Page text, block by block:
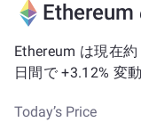
Ethereum
Ethereum は現在
日間で +3.12% 変
Today’s Price